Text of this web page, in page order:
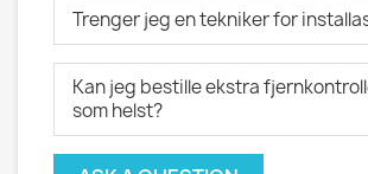
Trenger jeg en tekniker for
Kan jeg bestille ekstra
som helst?